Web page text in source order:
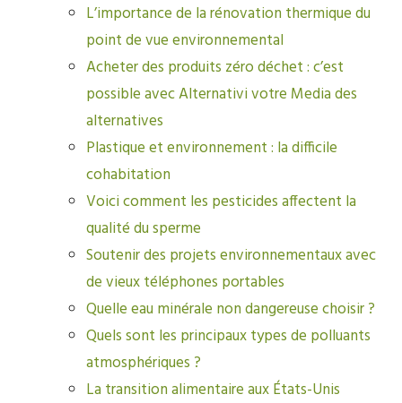
L’importance de la rénovation thermique du
point de vue environnemental
Acheter des produits zéro déchet : c’est
possible avec Alternativi votre Media des
alternatives
Plastique et environnement : la difficile
cohabitation
Voici comment les pesticides affectent la
qualité du sperme
Soutenir des projets environnementaux avec
de vieux téléphones portables
Quelle eau minérale non dangereuse choisir ?
Quels sont les principaux types de polluants
atmosphériques ?
La transition alimentaire aux États-Unis